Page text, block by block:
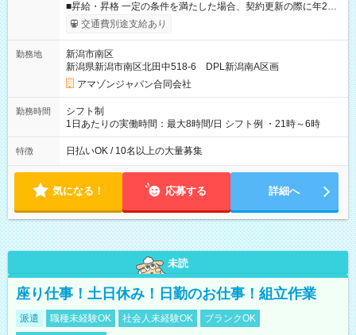
■昇給・昇格 一定の条件を満たした場合、契約更新の際に年2回
まで昇給の機会があります。 ■正社員登用制度あり ※月末締/翌
月25日支払い ※時間外手当、別途支給 ※深夜割増賃金 (22:00～
☆Amazon直雇用で安定して働けます！ 【試用期間】試用期間
あり 試用期間の長さ：1週間 雇用形態、給与は本採用時と同じ
です。
交通費別途支給あり
勤務地
新潟市南区
新潟県新潟市南区北田中518-6 DPL新潟南A区画
アマゾンジャパン合同会社
勤務時間
シフト制
1日あたりの実働時間：最大8時間/日 シフト例 ・21時～6時
特徴 日払いOK / 10名以上の大量募集
気になる！ 応募する 詳細へ
未読
座り仕事！土日休み！日勤のお仕事！組立作業
派遣 職種未経験OK 社会人未経験OK
ブランクOK